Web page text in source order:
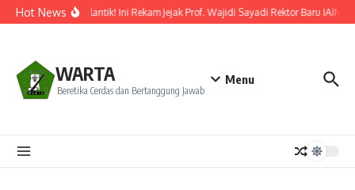
Lewati ke konten
Hot NewsResmi Dilantik! Ini Rekam Jejak Prof. Wajidi Sayadi Rektor Baru IAIN
WARTA
Beretika Cerdas dan Bertanggung Jawab
Menu